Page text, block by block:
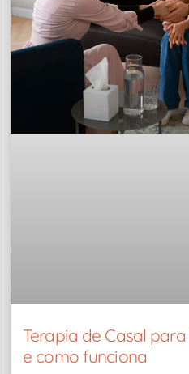
Terapia de Casal
e como funciona